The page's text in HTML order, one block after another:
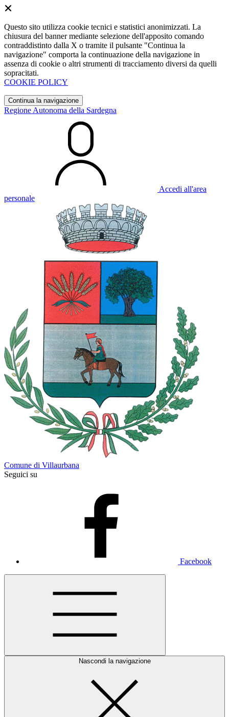
Questo sito utilizza cookie tecnici e statistici anonimizzati. La
chiusura del banner mediante selezione dell'apposito comando
contraddistinto dalla X o tramite il pulsante "Continua la
navigazione" comporta la continuazione della navigazione in
assenza di cookie o altri strumenti di tracciamento diversi da quelli
sopracitati.
COOKIE POLICY
Continua la navigazione
Regione Autonoma della Sardegna
Accedi all'area
personale
Comune di Villaurbana
Seguici su
Facebook
Nascondi la navigazione